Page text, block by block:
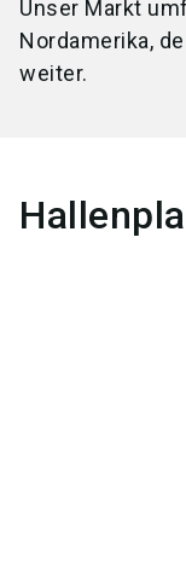
Unser Markt
Nordamerika,
weiter.